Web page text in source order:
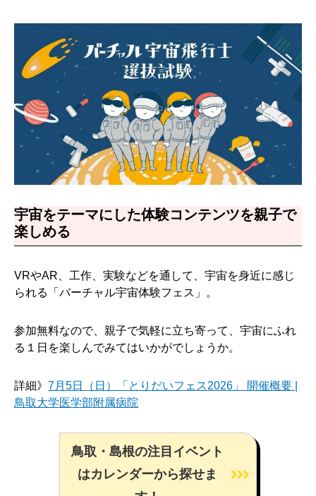
宇宙をテーマにした体験コンテンツを親子で
楽しめる
VRやAR、工作、実験などを通して、宇宙を身近に感じ
られる「バーチャル宇宙体験フェス」。
参加無料なので、親子で気軽に立ち寄って、宇宙にふれ
る１日を楽しんでみてはいかがでしょうか。
詳細》 7月5日（日）「とりだいフェス2026」 開催概要 |
鳥取大学医学部附属病院
鳥取・島根の注目イベント
はカレンダーから探せま